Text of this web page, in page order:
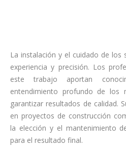
La instalación y el cuidado de los
experiencia y precisión. Los
este trabajo aportan
entendimiento profundo de los
garantizar resultados de calidad.
en proyectos de construcción
la elección y el mantenimiento
para el resultado final.